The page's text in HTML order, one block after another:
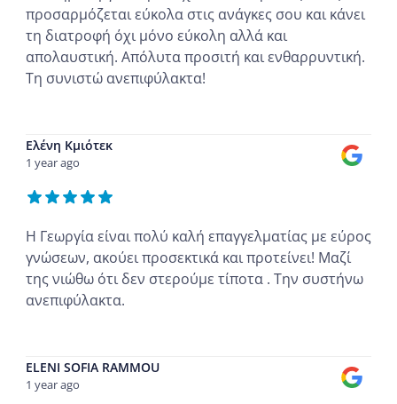
προσαρμόζεται εύκολα στις ανάγκες σου και κάνει
τη διατροφή όχι μόνο εύκολη αλλά και
απολαυστική. Απόλυτα προσιτή και ενθαρρυντική.
Τη συνιστώ ανεπιφύλακτα!
Ελένη Κμιότεκ
1 year ago
Η Γεωργία είναι πολύ καλή επαγγελματίας με εύρος
γνώσεων, ακούει προσεκτικά και προτείνει! Μαζί
της νιώθω ότι δεν στερούμε τίποτα . Την συστήνω
ανεπιφύλακτα.
ELENI SOFIA RAMMOU
1 year ago